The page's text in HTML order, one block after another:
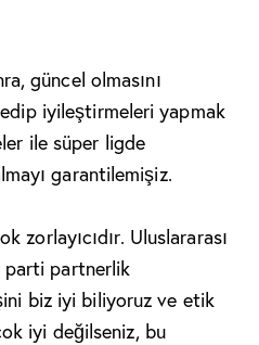
güncel olmasını
iyileştirmeleri yapmak
ile süper ligde
garantilemişiz.
zorlayıcıdır. Uluslararası
parti partnerlik
biz iyi biliyoruz ve etik
iyi değilseniz, bu